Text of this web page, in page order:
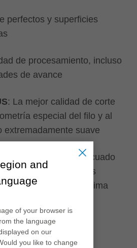
perfectos y superficies
de procesamiento, incluso
de avance
: La mejor calidad de corte
especial del filo y al
extremadamente suave
: Especialmente adecuado
producción con altos
piezas gracias a máxima
and
of your browser is
the language
on our
you like to change